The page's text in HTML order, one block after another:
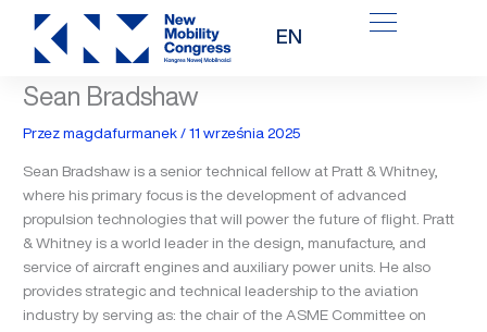
Przejdź
treści
EN
Sean Bradshaw
Przezmagdafurmanek/11 września 2025
Sean Bradshaw is a senior technical fellow at Pratt & Whitney,
where his primary focus is the development of advanced
propulsion technologies that will power the future of flight. Pratt
& Whitney is a world leader in the design, manufacture, and
service of aircraft engines and auxiliary power units. He also
provides strategic and technical leadership to the aviation
industry by serving as: the chair of the ASME Committee on